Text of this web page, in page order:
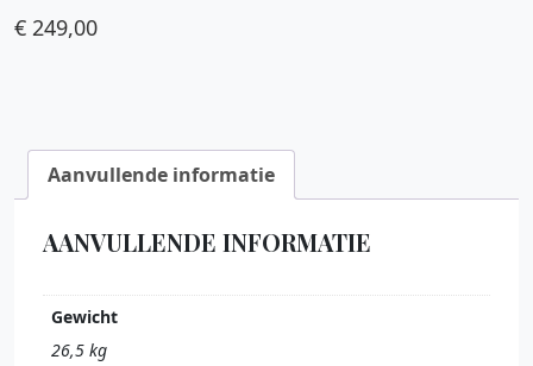
€ 249,00
Aanvullende informatie
AANVULLENDE INFORMATIE
Gewicht
26,5 kg